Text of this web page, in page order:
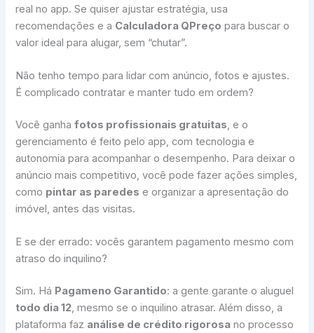
real no app. Se quiser ajustar estratégia, usa
recomendações e a Calculadora QPreço para buscar o
valor ideal para alugar, sem “chutar”.
Não tenho tempo para lidar com anúncio, fotos e ajustes.
É complicado contratar e manter tudo em ordem?
Você ganhafotos profissionais gratuitas, e o
gerenciamento é feito pelo app, com tecnologia e
autonomia para acompanhar o desempenho. Para deixar o
anúncio mais competitivo, você pode fazer ações simples,
como pintar as paredes e organizar a apresentação do
imóvel, antes das visitas.
E se der errado: vocês garantem pagamento mesmo com
atraso do inquilino?
Sim. Há Pagameno Garantido: a gente garante o aluguel
todo dia 12, mesmo se o inquilino atrasar. Além disso, a
plataforma faz análise de crédito rigorosa no processo